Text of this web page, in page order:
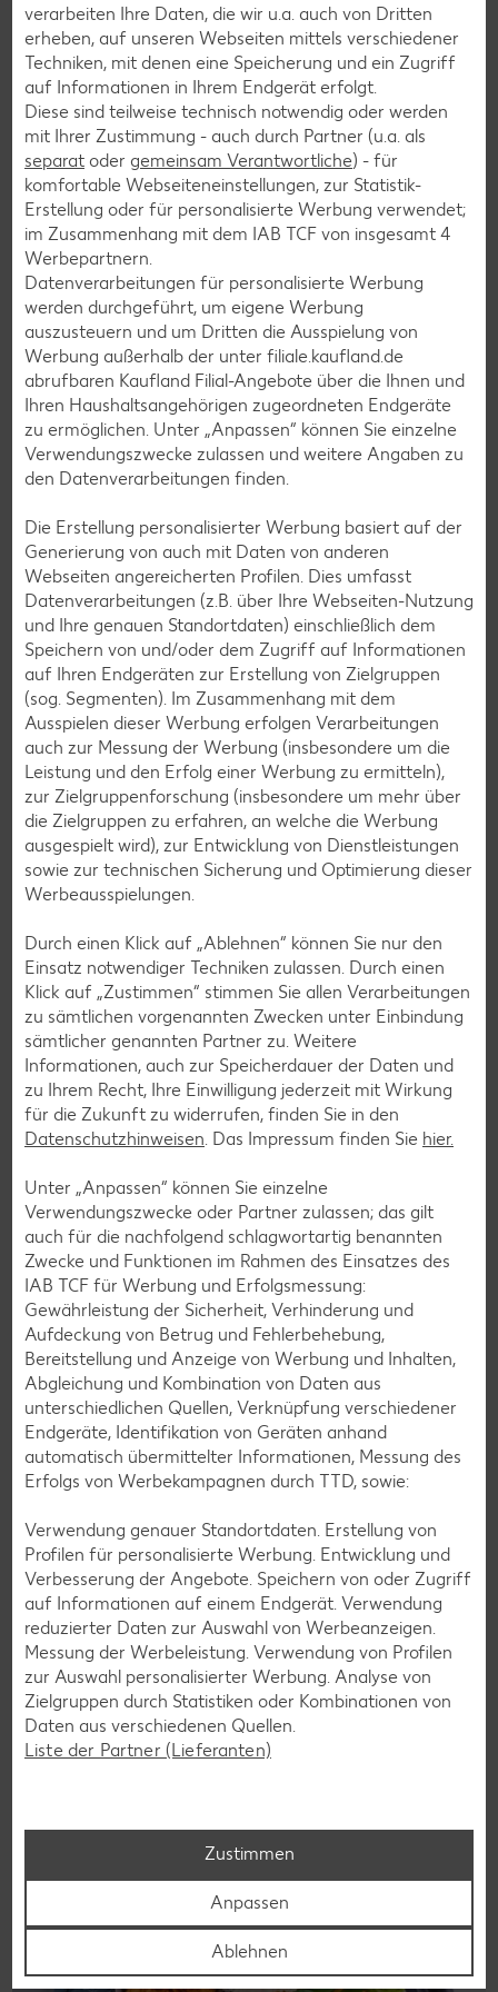
Bananen-Rezepte
Zurück zu allen Rezepten
Glutenfreie Rezepte
Wer auf Gluten verzichtet, muss nicht automatisch auf
Vielfalt und Geschmack verzichten. Ob süß oder herzhaft –
mit unseren glutenfreien Rezepten zauberst du dir Gerichte,
die nicht nur verträglich, sondern auch richtig lecker sind.
Rezepte entdecken
Laktosefreie Rezepte
Laktoseintoleranz muss dich kulinarisch nicht ausbremsen,
denn es geht auch ohne. Unsere laktosefreien Rezepte
Genießer, für die Lunchbox oder das Abendessen.
Rezepte entdecken
Vegetarische Rezepte
Weniger Fleisch essen oder sogar ganz darauf verzichten?
Unsere vegetarischen Rezepte zeigen, wie einfach es ist,
ohne Fleisch ausgewogen und lecker zu kochen – mit
bunten Zutaten, cleveren Ideen und jeder Menge
verarbeiten Ihre Daten, die wir u.a. auch von Dritten
erheben, auf unseren Webseiten mittels verschiedener
Techniken, mit denen eine Speicherung und ein Zugriff
auf Informationen in Ihrem Endgerät erfolgt.
Diese sind teilweise technisch notwendig oder werden
mit Ihrer Zustimmung - auch durch Partner (u.a. als
separat oder gemeinsam Verantwortliche) - für
komfortable Webseiteneinstellungen, zur Statistik-
Erstellung oder für personalisierte Werbung verwendet;
im Zusammenhang mit dem IAB TCF von insgesamt 4
Werbepartnern.
Datenverarbeitungen für personalisierte Werbung
werden durchgeführt, um eigene Werbung
auszusteuern und um Dritten die Ausspielung von
Werbung außerhalb der unter filiale.kaufland.de
abrufbaren Kaufland Filial-Angebote über die Ihnen und
Ihren Haushaltsangehörigen zugeordneten Endgeräte
zu ermöglichen. Unter „Anpassen“ können Sie einzelne
Verwendungszwecke zulassen und weitere Angaben zu
den Datenverarbeitungen finden.
Die Erstellung personalisierter Werbung basiert auf der
Generierung von auch mit Daten von anderen
Webseiten angereicherten Profilen. Dies umfasst
Datenverarbeitungen (z.B. über Ihre Webseiten-Nutzung
und Ihre genauen Standortdaten) einschließlich dem
Speichern von und/oder dem Zugriff auf Informationen
auf Ihren Endgeräten zur Erstellung von Zielgruppen
(sog. Segmenten). Im Zusammenhang mit dem
Ausspielen dieser Werbung erfolgen Verarbeitungen
auch zur Messung der Werbung (insbesondere um die
Leistung und den Erfolg einer Werbung zu ermitteln),
zur Zielgruppenforschung (insbesondere um mehr über
die Zielgruppen zu erfahren, an welche die Werbung
ausgespielt wird), zur Entwicklung von Dienstleistungen
sowie zur technischen Sicherung und Optimierung dieser
Werbeausspielungen.
Durch einen Klick auf „Ablehnen“ können Sie nur den
Einsatz notwendiger Techniken zulassen. Durch einen
Klick auf „Zustimmen“ stimmen Sie allen Verarbeitungen
zu sämtlichen vorgenannten Zwecken unter Einbindung
sämtlicher genannten Partner zu. Weitere
Informationen, auch zur Speicherdauer der Daten und
zu Ihrem Recht, Ihre Einwilligung jederzeit mit Wirkung
für die Zukunft zu widerrufen, finden Sie in den
Datenschutzhinweisen . Das Impressum finden Sie hier.
Unter „Anpassen“ können Sie einzelne
Verwendungszwecke oder Partner zulassen; das gilt
auch für die nachfolgend schlagwortartig benannten
Zwecke und Funktionen im Rahmen des Einsatzes des
IAB TCF für Werbung und Erfolgsmessung:
Gewährleistung der Sicherheit, Verhinderung und
Aufdeckung von Betrug und Fehlerbehebung,
Bereitstellung und Anzeige von Werbung und Inhalten,
Abgleichung und Kombination von Daten aus
unterschiedlichen Quellen, Verknüpfung verschiedener
Endgeräte, Identifikation von Geräten anhand
automatisch übermittelter Informationen, Messung des
Erfolgs von Werbekampagnen durch TTD, sowie:
Verwendung genauer Standortdaten. Erstellung von
Profilen für personalisierte Werbung. Entwicklung und
Verbesserung der Angebote. Speichern von oder Zugriff
auf Informationen auf einem Endgerät. Verwendung
reduzierter Daten zur Auswahl von Werbeanzeigen.
Messung der Werbeleistung. Verwendung von Profilen
zur Auswahl personalisierter Werbung. Analyse von
Zielgruppen durch Statistiken oder Kombinationen von
Daten aus verschiedenen Quellen.
Liste der Partner (Lieferanten)
Zustimmen
Anpassen
Ablehnen